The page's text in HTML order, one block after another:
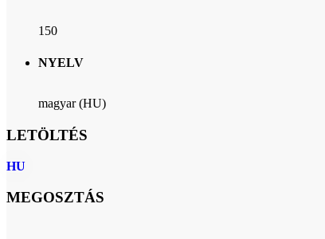
150
NYELV
magyar (HU)
LETÖLTÉS
HU
MEGOSZTÁS